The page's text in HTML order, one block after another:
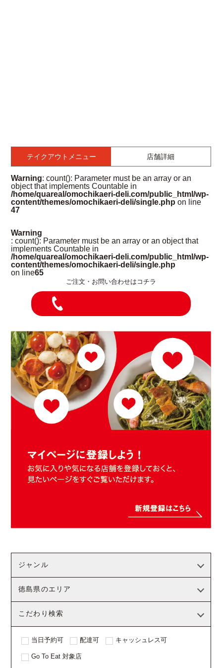
テイクアウトメニュー 店舗詳細
Warning: count(): Parameter must be an array or an
object that implements Countable in
/home/quareal/omochikaeri-deli.com/public_html/wp-
content/themes/omochikaeri-deli/single.php on line
47
Warning
: count(): Parameter must be an array or an object that
implements Countable in
/home/quareal/omochikaeri-deli.com/public_html/wp-
content/themes/omochikaeri-deli/single.php
on line65
ご注文・お問い合わせはコチラ
ジャンル
徳島県のエリア
こだわり検索
当日予約可 配達可 キャッシュレス可
Go To Eat 対象店